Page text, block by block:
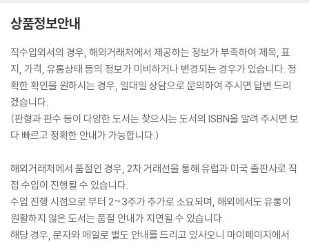
상품정보안내
직수입외서의 경우, 해외거래처에서 제공하는 정보가 부족하여 제목, 표
지, 가격, 유통상태 등의 정보가 미비하거나 변경되는 경우가 있습니다. 정
확한 확인을 원하시는 경우, 일대일 상담으로 문의하여 주시면 답변 드리
겠습니다.
(판형과 판수 등이 다양한 도서는 찾으시는 도서의 ISBN을 알려 주시면 보
다 빠르고 정확한 안내가 가능합니다.)
해외거래처에서 품절인 경우, 2차 거래선을 통해 유럽과 미국 출판사로 직
접 수입이 진행될 수 있습니다.
수입 진행 시점으로 부터 2~3주가 추가로 소요되며, 해외에서도 유통이
원활하지 않은 도서는 품절 안내가 지연될 수 있습니다.
해당 경우, 문자와 메일로 별도 안내를 드리고 있사오니 마이페이지에서